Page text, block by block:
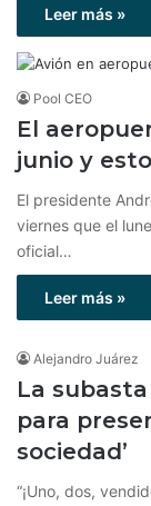
Leer más »
Pool CEO
El
junio y
El presidente
viernes que el
oficial…
Leer más »
Alejandro Juárez
La
para
sociedad’
“¡Uno, dos,